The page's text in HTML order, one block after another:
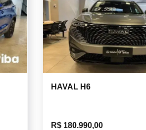
HAVAL H6
R$ 180.990,00